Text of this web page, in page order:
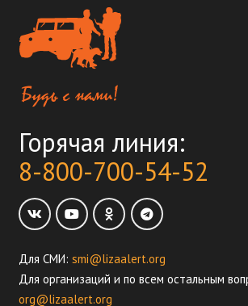
Горячая линия:
8-800-700-54-52
Для СМИ: smi@lizaalert.org
Для организаций и по всем остальным
org@lizaalert.org